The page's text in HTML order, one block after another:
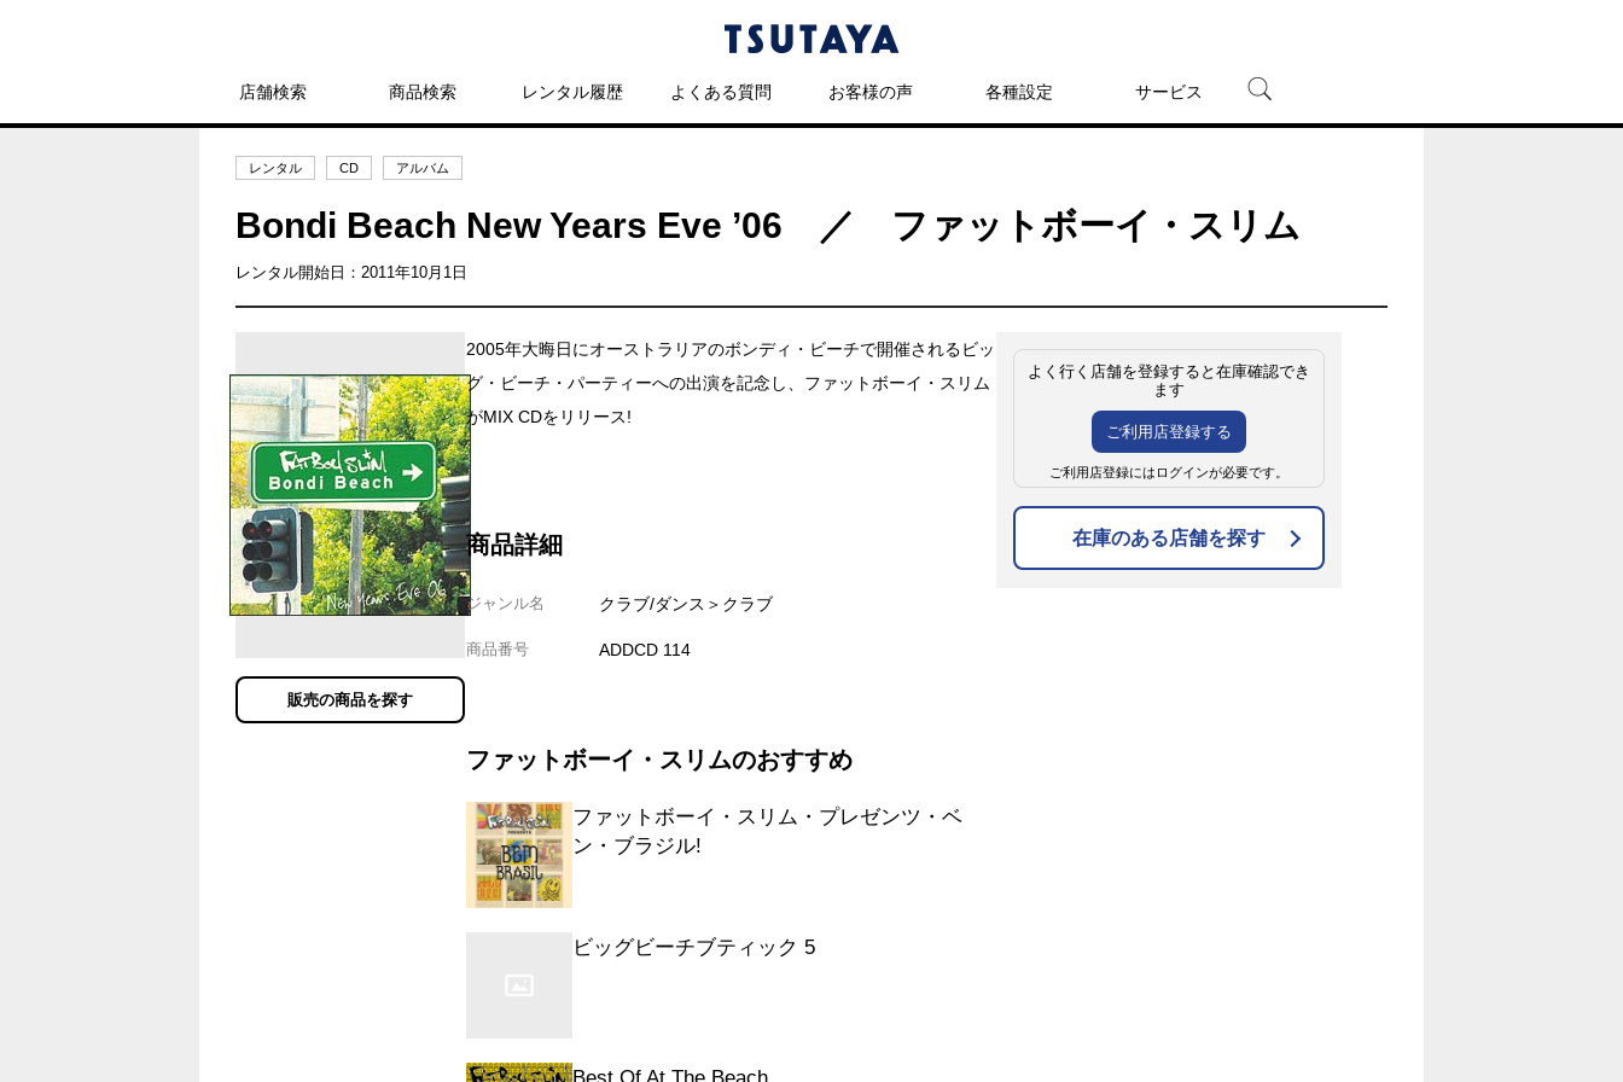
店舗検索 商品検索 レンタル履歴 よくある質問 お客様の声 各種設定 サービス
TSUTAYAプレミアムNEXT
レンタル CD アルバム
Bondi Beach New Years Eve ’06 ／ ファットボーイ・スリム
レンタル開始日：2011年10月1日
販売の商品を探す
2005年大晦日にオーストラリアのボンディ・ビーチで開催されるビッ
グ・ビーチ・パーティーへの出演を記念し、ファットボーイ・スリム
がMIX CDをリリース!
商品詳細
ジャンル名 クラブ/ダンス＞クラブ
商品番号 ADDCD 114
ファットボーイ・スリムのおすすめ
ファットボーイ・スリム・プレゼンツ・ベ
ン・ブラジル!
ビッグビーチブティック 5
Best Of At The Beach
よく行く店舗を登録すると在庫確認でき
ます
ご利用店登録する
ご利用店登録にはログインが必要です。
在庫のある店舗を探す